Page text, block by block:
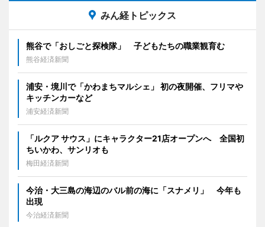
みん経トピックス
熊谷で「おしごと探検隊」 子どもたちの職業観育む
熊谷経済新聞
浦安・境川で「かわまちマルシェ」 初の夜開催、フリマや
キッチンカーなど
浦安経済新聞
「ルクア サウス」にキャラクター21店オープンへ 全国初
ちいかわ、サンリオも
梅田経済新聞
今治・大三島の海辺のバル前の海に「スナメリ」 今年も
出現
今治経済新聞